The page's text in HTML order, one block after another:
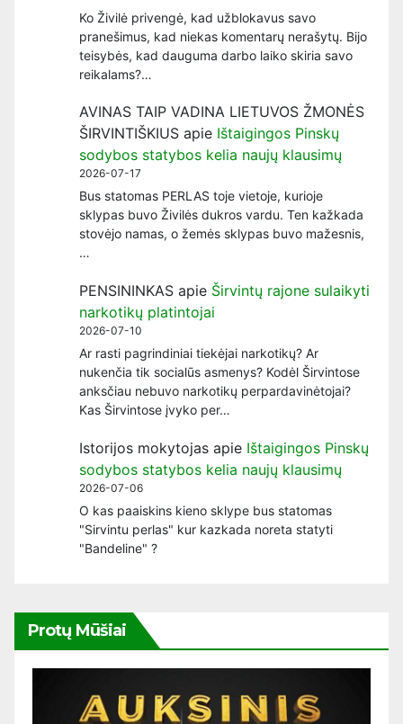
Ko Živilė privengė, kad užblokavus savo
pranešimus, kad niekas komentarų nerašytų. Bijo
teisybės, kad dauguma darbo laiko skiria savo
reikalams?…
AVINAS TAIP VADINA LIETUVOS ŽMONĖS
ŠIRVINTIŠKIUS apie Ištaigingos Pinskų
sodybos statybos kelia naujų klausimų
2026-07-17
Bus statomas PERLAS toje vietoje, kurioje
sklypas buvo Živilės dukros vardu. Ten kažkada
stovėjo namas, o žemės sklypas buvo mažesnis,
…
PENSININKAS apie Širvintų rajone sulaikyti
narkotikų platintojai
2026-07-10
Ar rasti pagrindiniai tiekėjai narkotikų? Ar
nukenčia tik socialūs asmenys? Kodėl Širvintose
anksčiau nebuvo narkotikų perpardavinėtojai?
Kas Širvintose įvyko per…
Istorijos mokytojas apie Ištaigingos Pinskų
sodybos statybos kelia naujų klausimų
2026-07-06
O kas paaiskins kieno sklype bus statomas
"Sirvintu perlas" kur kazkada noreta statyti
"Bandeline" ?
Protų Mūšiai